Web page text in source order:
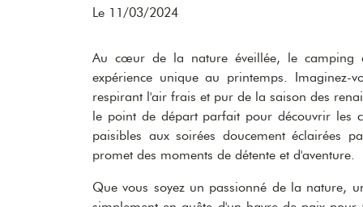
Le 11/03/2024
Au cœur de la nature éveillée, le camping
expérience unique au printemps.
respirant l'air frais et pur de la saison des
le point de départ parfait pour découvrir les
paisibles aux soirées doucement éclairées
promet des moments de détente et d'aventure.
Que vous soyez un passionné de la nature,